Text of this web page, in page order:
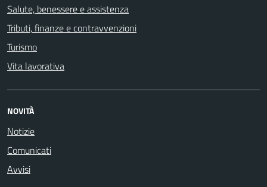
Salute, benessere e assistenza
Tributi, finanze e contravvenzioni
Turismo
Vita lavorativa
NOVITÀ
Notizie
Comunicati
Avvisi